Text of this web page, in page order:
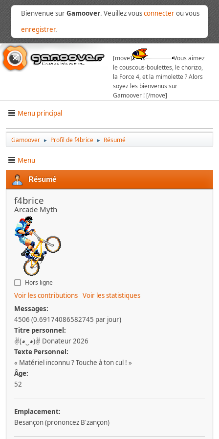
Bienvenue surGamoover. Veuillez vousconnecterou vous
enregistrer.
[move]
Vous aimez
le couscous-boulettes, le chorizo,
la Force 4, et la mimolette ? Alors
soyez les bienvenus sur
Gamoover ! [/move]
Menu principal
Gamoover ► Profil de f4brice ► Résumé
Menu
Résumé
f4brice
Arcade Myth
Hors ligne
Voir les contributions Voir les statistiques
Messages:
4506 (0.69174086582745 par jour)
Titre personnel:
✌(◕‿◕)✌ Donateur 2026
Texte Personnel:
« Matériel inconnu ? Touche à ton cul ! »
Âge:
52
Emplacement:
Besançon (prononcez B'zançon)